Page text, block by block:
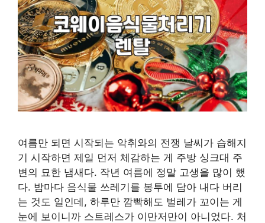
여름만 되면 시작되는 악취와의 전쟁 날씨가 습해지
기 시작하면 제일 먼저 체감하는 게 주방 싱크대 주
변의 묘한 냄새다. 작년 여름에 정말 고생을 많이 했
다. 밤마다 음식물 쓰레기를 봉투에 담아 내다 버리
는 것도 일인데, 하루만 깜빡해도 벌레가 꼬이는 게
눈에 보이니까 스트레스가 이만저만이 아니었다. 처